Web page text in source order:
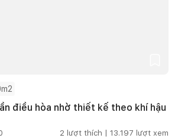
điều hòa nhờ thiết kế theo khí hậu
2 lượt thích | 13.197 lượt xem